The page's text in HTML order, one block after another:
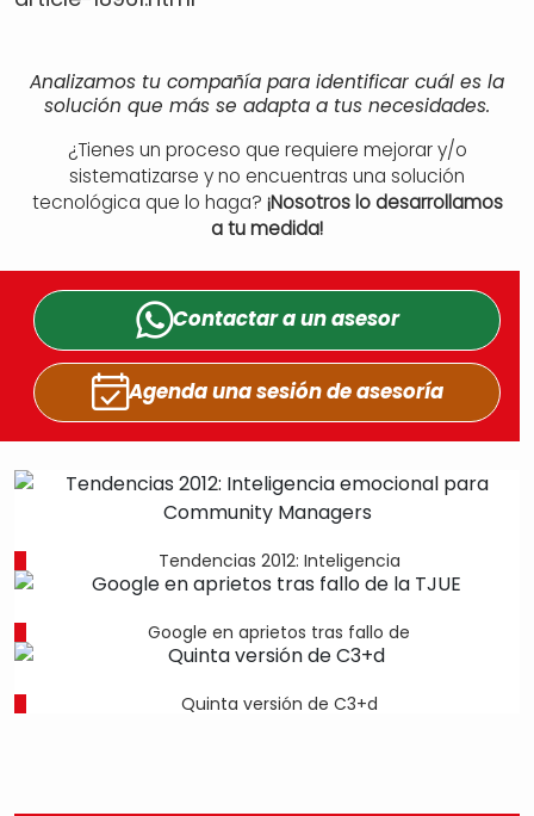
Analizamos tu compañía para identificar cuál es la
solución que más se adapta a tus necesidades.
¿Tienes un proceso que requiere mejorar y/o
sistematizarse y no encuentras una solución
tecnológica que lo haga? ¡Nosotros lo desarrollamos
a tu medida!
Contactar a unasesor
Agenda una sesiónde asesoría
Tendencias 2012: Inteligencia
Google en aprietos tras fallo de
Quinta versión de C3+d